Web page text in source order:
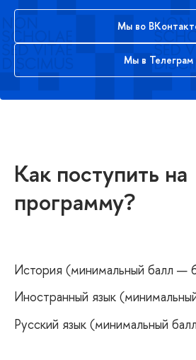
Мы во
Мы в Телеграм
Как поступить на
программу?
История (минимальный балл —
Иностранный язык
Русский язык (минимальный